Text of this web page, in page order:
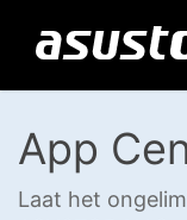
App
Laat het